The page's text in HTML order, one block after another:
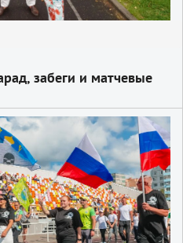
забеги и матчевые